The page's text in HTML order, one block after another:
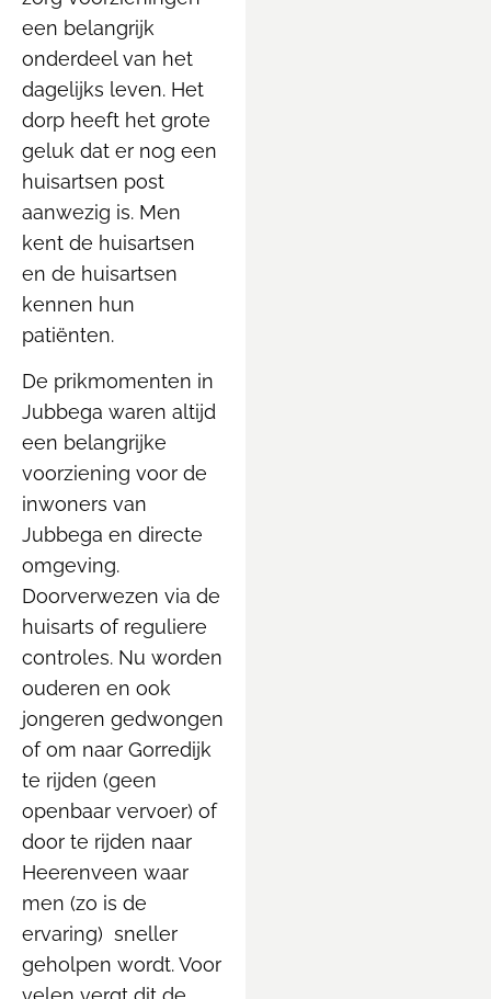
een belangrijk
onderdeel van het
dagelijks leven. Het
dorp heeft het grote
geluk dat er nog een
huisartsen post
aanwezig is. Men
kent de huisartsen
en de huisartsen
kennen hun
patiënten.
De prikmomenten in
Jubbega waren altijd
een belangrijke
voorziening voor de
inwoners van
Jubbega en directe
omgeving.
Doorverwezen via de
huisarts of reguliere
controles. Nu worden
ouderen en ook
jongeren gedwongen
of om naar Gorredijk
te rijden (geen
openbaar vervoer) of
door te rijden naar
Heerenveen waar
men (zo is de
ervaring) sneller
geholpen wordt. Voor